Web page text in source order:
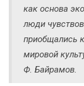
как основа
люди
приобщались
мировой
Ф. Байрамов.